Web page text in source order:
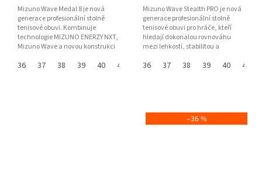
Mizuno Wave Medal 8 je nová
generace profesionální stolně
tenisové obuvi. Kombinuje
technologie MIZUNO ENERZY NXT,
Mizuno Wave a novou konstrukci
36 37 38 39 40 41 42 43 44 45 46
Mizuno Wave Stealth PRO je nová
generace profesionální stolně
tenisové obuvi pro hráče, kteří
hledají dokonalou rovnováhu
mezi lehkostí, stabilitou a
36 37 38 39 40 41
–36 %